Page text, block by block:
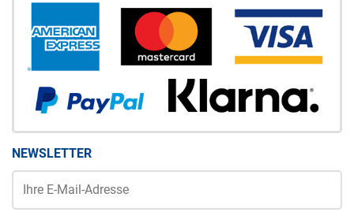
NEWSLETTER